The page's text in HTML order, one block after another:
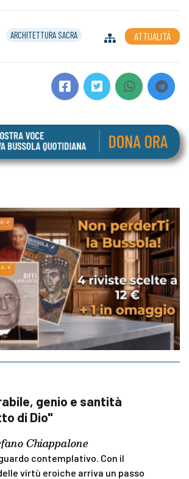
ARCHITETTURA SACRA ATTUALITÀ
genio e santità
di Dio"
Chiappalone
contemplativo. Con il
virtù eroiche arriva un passo